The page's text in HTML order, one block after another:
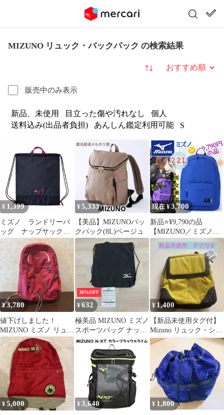
MIZUNO リュック・バックパック の検索結果
販売中のみ表示
並び替え
新品、未使用 目立った傷や汚れなし
個人
送料込み(出品者負担)
あんしん鑑定利用可能 S
¥ 1,399
ミズノ ランドリーバ
ッグ ナップサック
ネイビー×ピンク
¥5,333
【美品】MIZUNOバッ
クパック(8L)ベージュ
現在 ¥3,700
新品⭐¥9,790の品
【MIZUNO／ミズノ】
リュックサック／バッ
クパック22L
¥3,780
値下げしました！
MIZUNO ミズノ リュッ
ク バックパック ピンク
30%OFF
¥632
極美品 MIZUNO ミズノ
スポーツバッグ ナップ
サック 巾着袋 ブラッ
ク/黒 ロゴプリント ラ
ンドリーバッグ/部活動
[ON00050]
¥ 1,400
【新品未使用タグ付】
Mizuno リュック・ショ
ルダーバック マスター
ドイエロー
¥5,000 ¥ 3,640 ¥ 1,800